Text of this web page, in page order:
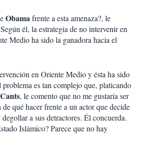
Obamafrente a esta amenaza?, le
él, la estrategia de no intervenir en
Medio ha sido la ganadora hacia el
en Oriente Medio y ésta ha sido
problema es tan complejo que, platicando
, le comento que no me gustaría ser
qué hacer frente a un actor que decide
a sus detractores. Él concuerda.
Islámico? Parece que no hay